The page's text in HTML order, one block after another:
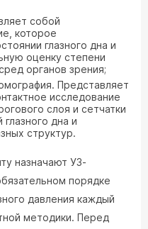
собой
которое
глазного дна и
оценку степени
органов зрения;
Представляет
исследование
слоя и сетчатки
дна и
структур.
назначают УЗ-
порядке
давления каждый
методики. Перед